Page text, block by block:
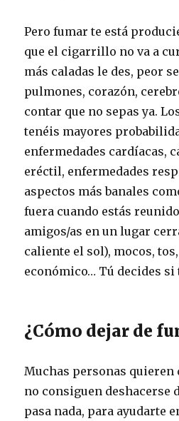
Pero fumar te está
que el cigarrillo no va a
más caladas le des, peor
pulmones, corazón,
contar que no sepas ya.
tenéis mayores
enfermedades cardíacas,
eréctil, enfermedades
aspectos más banales
fuera cuando estás
amigos/as en un lugar
caliente el sol), mocos,
económico… Tú decides si
¿Cómo dejar de
Muchas personas quieren
no consiguen deshacerse
pasa nada, para ayudarte